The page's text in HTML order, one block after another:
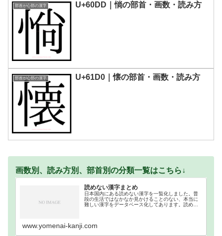
部首が心部の漢字 U+60DD｜惝の部首・画数・読み方
部首が心部の漢字 U+61D0｜懐の部首・画数・読み方
画数別、読み方別、部首別の分類一覧はこちら↓
読めない漢字まとめ
日本国内にある読めない漢字を一覧化しました。普
段の生活ではなかなか見かけることのない、本当に
難しい漢字をデータベース化してあります。読めな
www.yomenai-kanji.com